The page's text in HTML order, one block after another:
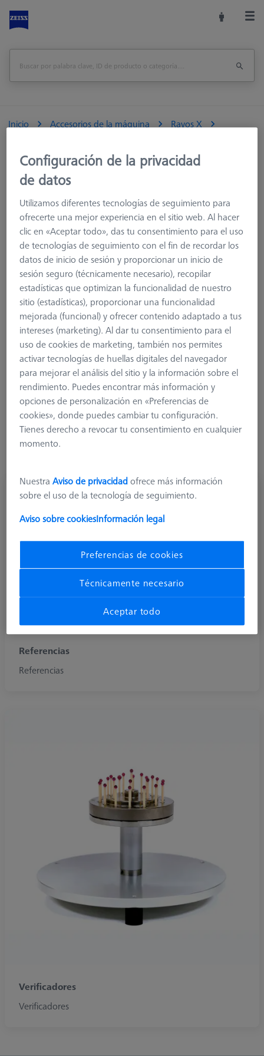
Inicio Accesorios de la máquina
Rayos X
Rayos X
Soporte para pallet y pallet
Sistemas de pallets
Accesorios fijación
Espumas y Polymorph
Referencias y Verificadores
Referencias
Verificadores
Para la máquina
Referencias y Verificadores
Los cuerpos de prueba se utilizan para la calibración conforme
a los estándares, mientras que los cuerpos de calibración
ayudan a garantizar la configuración correcta del dispositivo
en el uso diario. Ofrecemos ambos, junto con soportes
adecuados. La calibración también se puede reservar como
Referencias
Referencias
Verificadores
Verificadores
Configuración de la privacidad
de datos
Utilizamos diferentes tecnologías de seguimiento para
ofrecerte una mejor experiencia en el sitio web. Al hacer
clic en «Aceptar todo», das tu consentimiento para el uso
de tecnologías de seguimiento con el fin de recordar los
datos de inicio de sesión y proporcionar un inicio de
sesión seguro (técnicamente necesario), recopilar
estadísticas que optimizan la funcionalidad de nuestro
sitio (estadísticas), proporcionar una funcionalidad
mejorada (funcional) y ofrecer contenido adaptado a tus
intereses (marketing). Al dar tu consentimiento para el
uso de cookies de marketing, también nos permites
activar tecnologías de huellas digitales del navegador
para mejorar el análisis del sitio y la información sobre el
rendimiento. Puedes encontrar más información y
opciones de personalización en «Preferencias de
cookies», donde puedes cambiar tu configuración.
Tienes derecho a revocar tu consentimiento en cualquier
momento.
NuestraAviso de privacidadofrece más información
sobre el uso de la tecnología de seguimiento.
Aviso sobre cookiesInformación legal
Preferencias de cookies
Técnicamente necesario
Aceptar todo